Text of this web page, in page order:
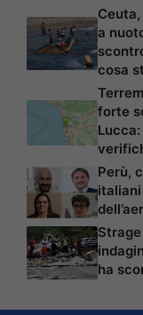
a
cosa
forte
Perù,
ha